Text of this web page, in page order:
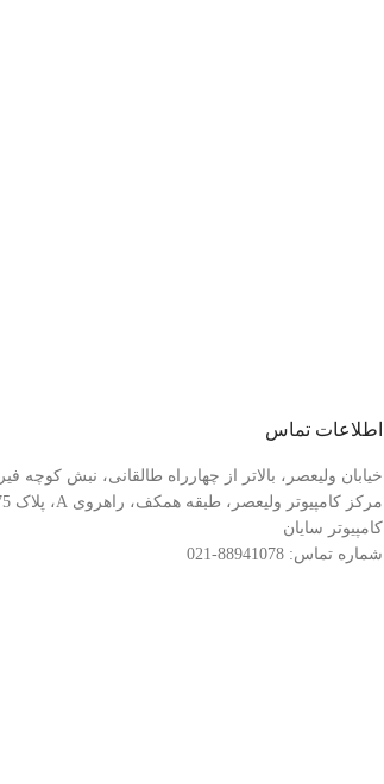
اطلاعات تماس
خیابان ولیعصر، بالاتر از چهارراه طالقانی، نبش کوچه
کامپیوتر سایان
شماره تماس: 88941078-021